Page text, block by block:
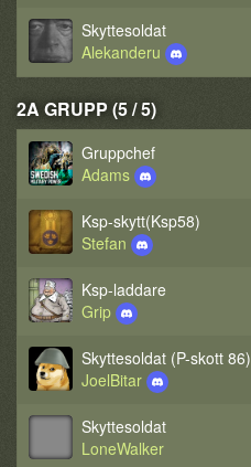
Skyttesoldat
Alekanderu
2A GRUPP (5 / 5)
Gruppchef
Adams
Ksp-skytt(Ksp58)
Stefan
Ksp-laddare
Grip
Skyttesoldat (P-skott 86)
JoelBitar
Skyttesoldat
LoneWalker